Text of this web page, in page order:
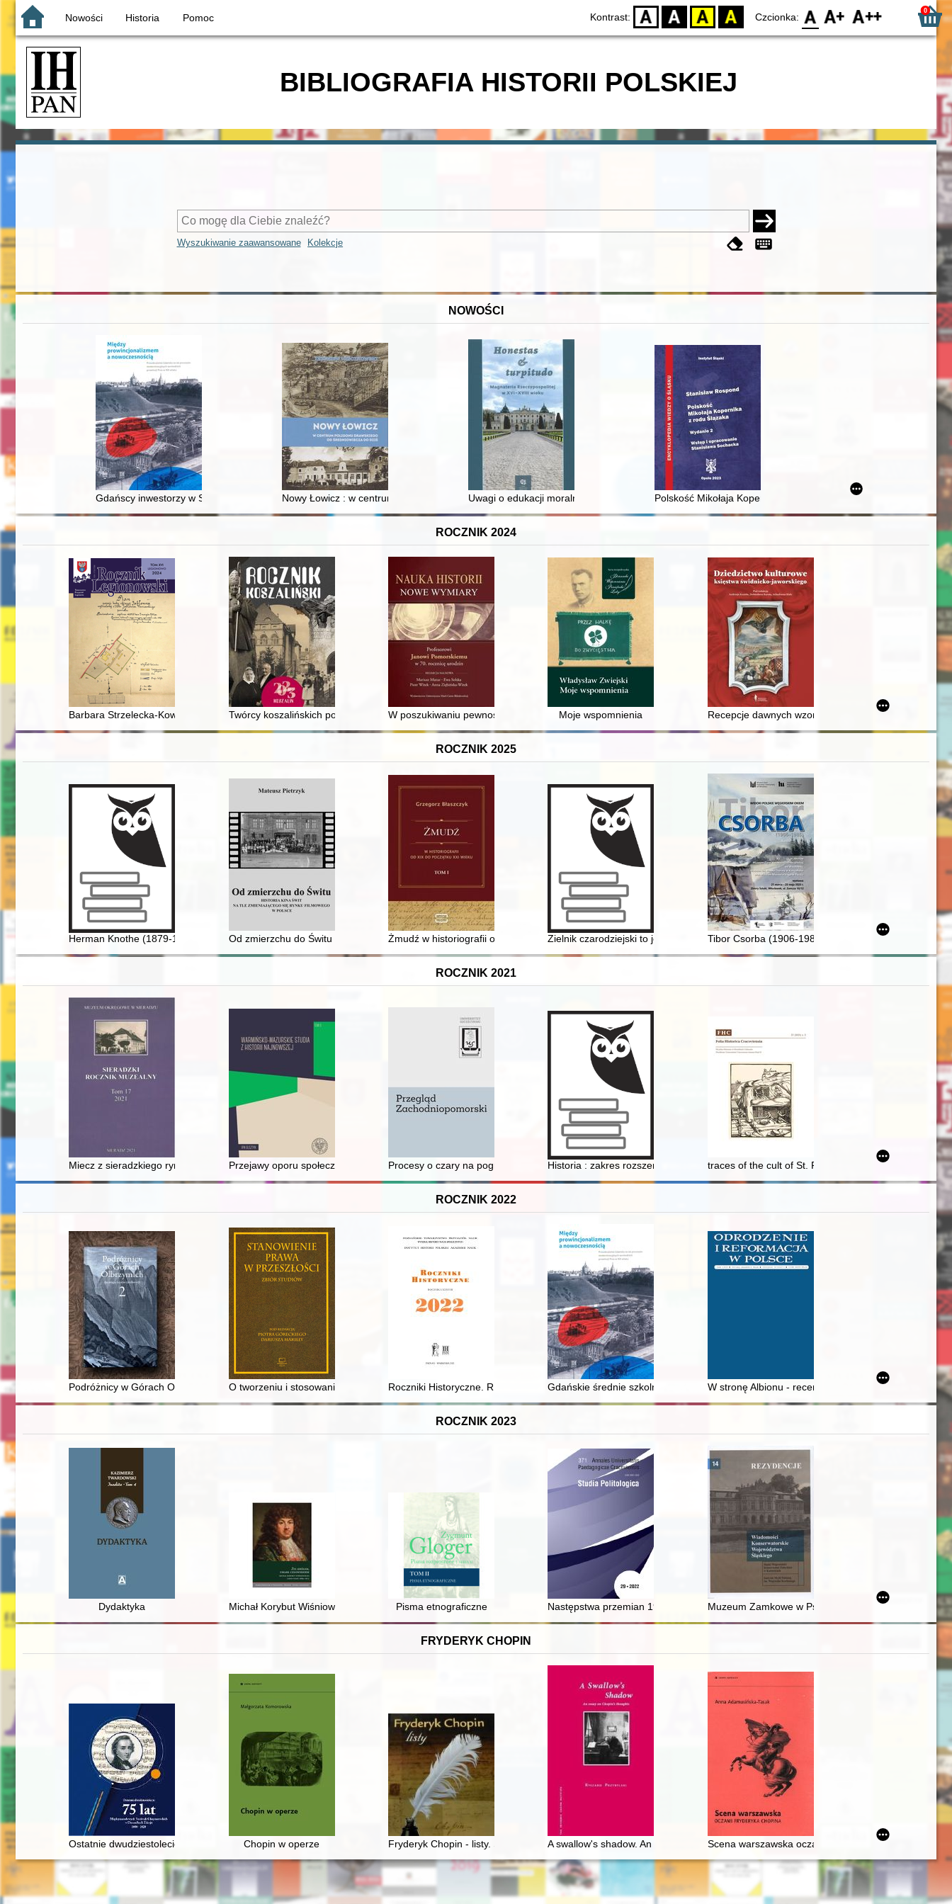
Nowości Historia Pomoc Kontrast: D BW YB BY Czcionka: F0 F1 F2 0
BIBLIOGRAFIA HISTORII POLSKIEJ
Wyszukiwanie zaawansowane Kolekcje
NOWOŚCI
Gdańscy inwestorzy w Sopocie : prestiż finansowy i towarzyski lokalnego mieszczaństwa w 2. poł. XIX w
Nowy Łowicz : w centrum poligonu drawskiego od średniowiecza do dziśUwagi o edukacji moralnej synów szlacheckich w XVI-wiecznej Rzeczypospolitej
Polskość Mikołaja Kopernika z rodu Ślązaka
ROCZNIK 2024
Barbara Strzelecka-Kowalówka (1938-2024) : wspomnienieTwórcy koszalińskich pomników - Zygmunt Wujek, Wiesław Adamski, Romuald Wiśniewski
W poszukiwaniu pewności i prawdy? : cel pracy historyka
Moje wspomnienia Recepcje dawnych wzorców w sztuce i przestrzeni
ROCZNIK 2025
Herman Knothe (1879-1961) : twórca historii polskiego łowiectwaOd zmierzchu do Świtu : historia kina Świt na tle zmieniającego się rynku filmowego w Polsce
Żmudź w historiografii od XIX do początku XXI wieku. T. 1Zielnik czarodziejski to jest Zbiór przesądów o roślinachTibor Csorba (1906-1985) : widoki polskie węgierskim
ROCZNIK 2021
Miecz z sieradzkiego rynku - próba weryfikacjiPrzejawy oporu społecznego w województwie olsztyńskim w latach 1975-1980
Procesy o czary na pograniczu północno-zachodniej Wielkopolski i Nowej Marchii w czasach nowożytnych
Historia : zakres rozszerzony traces of the cult of St. Raymond of Penyafort in the
ROCZNIK 2022
Podróżnicy w Górach Olbrzymich : antologia tekstów źródłowych. 2O tworzeniu i stosowaniu prawa w państwie sowietów (1917-1953) : "rzeczywista rzeczywistość" a "rzeczywistość urojona"
Roczniki Historyczne. R. 88 (2022) Gdańskie średnie szkolnictwo żeńskie na przełomie XIX i XX w
W stronę Albionu - recenzja]
ROCZNIK 2023
Dydaktyka Michał Korybut Wiśniowiecki : człowiek i królPisma etnograficzne Następstwa przemian 1989 roku w działalności społeczno-politycznej Łemków w Polsce i
Muzeum Zamkowe w Pszczynie : Brama Wybrańców
FRYDERYK CHOPIN
Ostatnie dwudziestolecie : 75 lat Międzynarodowych Festiwali Chopinowskich w Dusznikach Zdroju 2000-2020
Chopin w operze Fryderyk Chopin - listy. Skarbiec spuścizny epistolarnej w zbiorach polskich (wybór)
A swallow's shadow. An essay on Chopin's thoughtsScena warszawska oczami Fryderyka Chopina